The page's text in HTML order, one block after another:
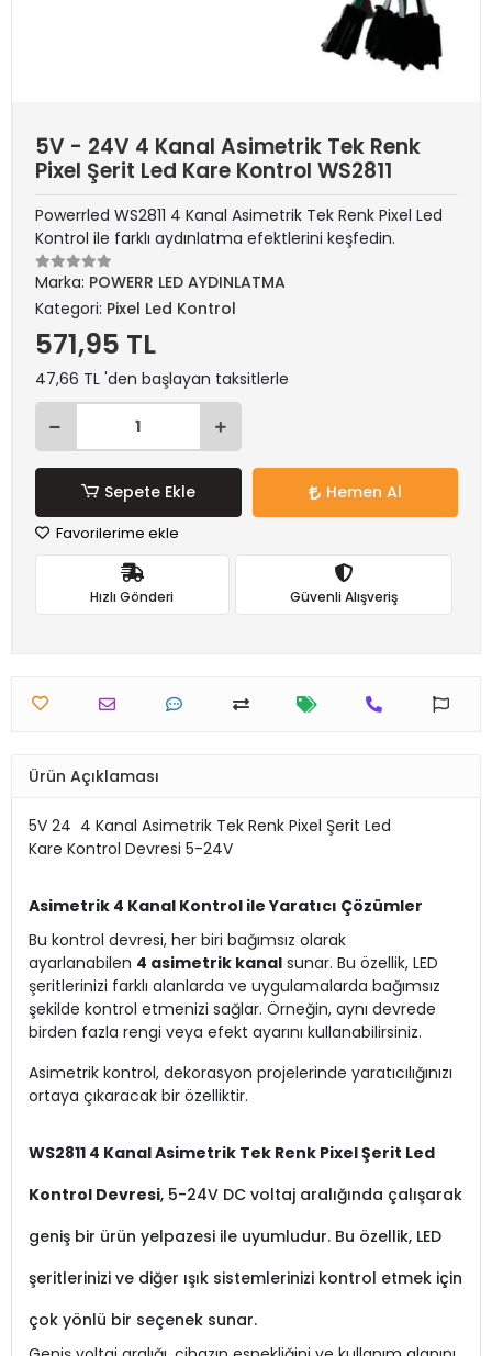
5V - 24V 4 Kanal Asimetrik Tek Renk
Pixel Şerit Led Kare Kontrol WS2811
Powerrled WS2811 4 Kanal Asimetrik Tek Renk Pixel Led
Kontrol ile farklı aydınlatma efektlerini keşfedin.
Marka: POWERR LED AYDINLATMA
Kategori: Pixel Led Kontrol
571,95 TL
47,66 TL 'den başlayan taksitlerle
Sepete Ekle Hemen Al
Favorilerime ekle
Hızlı Gönderi Güvenli Alışveriş
Ürün Açıklaması
5V 24 4 Kanal Asimetrik Tek Renk Pixel Şerit Led
Kare Kontrol Devresi 5-24V
Asimetrik 4 Kanal Kontrol ile Yaratıcı Çözümler
Bu kontrol devresi, her biri bağımsız olarak
ayarlanabilen 4 asimetrik kanal sunar. Bu özellik, LED
şeritlerinizi farklı alanlarda ve uygulamalarda bağımsız
şekilde kontrol etmenizi sağlar. Örneğin, aynı devrede
birden fazla rengi veya efekt ayarını kullanabilirsiniz.
Asimetrik kontrol, dekorasyon projelerinde yaratıcılığınızı
ortaya çıkaracak bir özelliktir.
WS2811 4 Kanal Asimetrik Tek Renk Pixel Şerit Led
Kontrol Devresi, 5-24V DC voltaj aralığında çalışarak
geniş bir ürün yelpazesi ile uyumludur. Bu özellik, LED
şeritlerinizi ve diğer ışık sistemlerinizi kontrol etmek için
çok yönlü bir seçenek sunar.